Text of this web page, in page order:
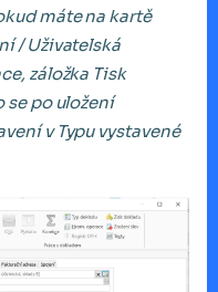
máte na kartě
/ Uživatelská
záložka Tisk
se po uložení
v Typu vystavené